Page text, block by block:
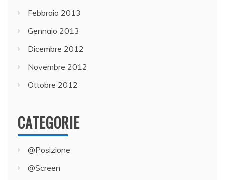
Febbraio 2013
Gennaio 2013
Dicembre 2012
Novembre 2012
Ottobre 2012
CATEGORIE
@Posizione
@Screen